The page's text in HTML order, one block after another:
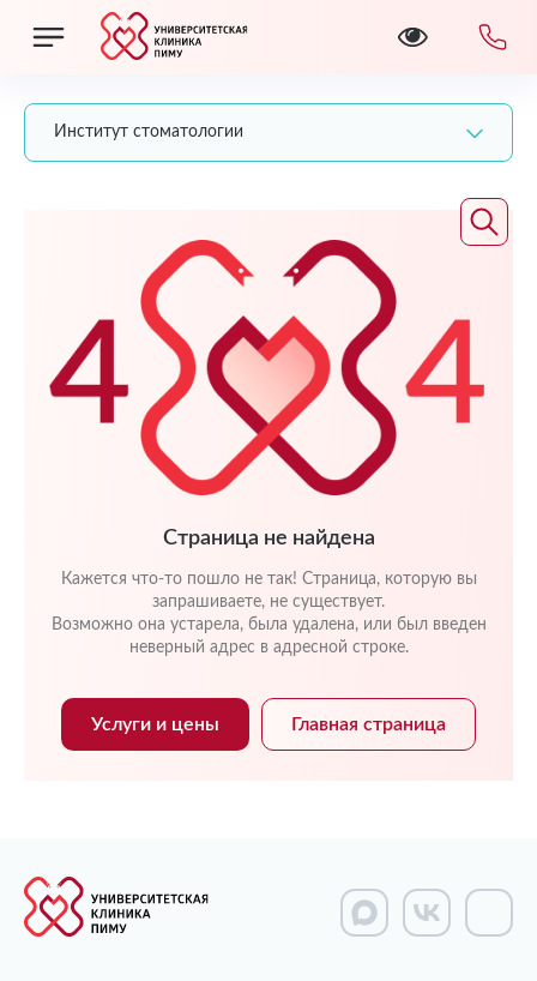
Институт стоматологии
Страница не найдена
Кажется что-то пошло не так! Страница, которую вы
запрашиваете, не существует.
Возможно она устарела, была удалена, или был введен
неверный адрес в адресной строке.
Услуги и цены Главная страница